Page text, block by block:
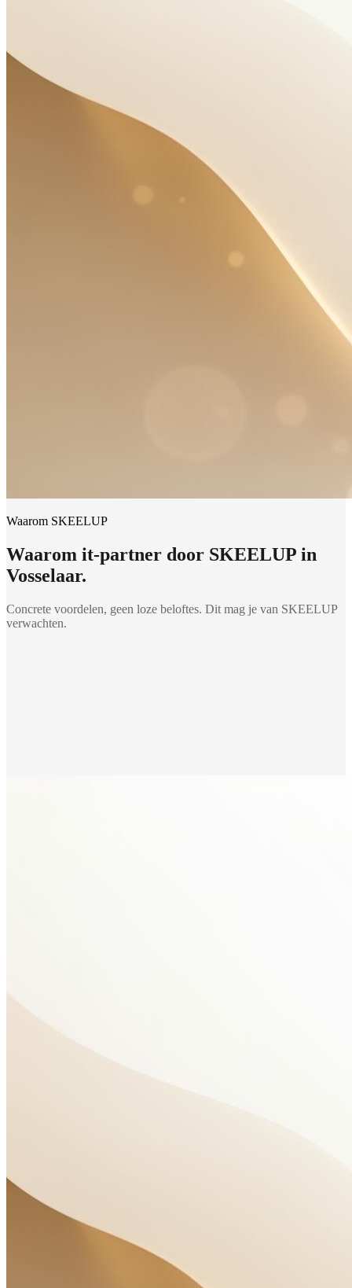
Waarom SKEELUP
Waarom it-partner door SKEELUP in
Vosselaar.
Concrete voordelen, geen loze beloftes. Dit mag je van SKEELUP
verwachten.